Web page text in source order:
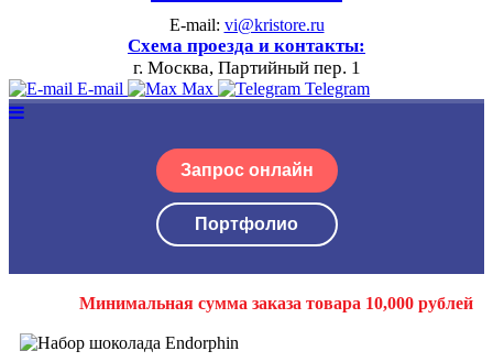
E-mail: vi@kristore.ru
Схема проезда и контакты:
г. Москва, Партийный пер. 1
E-mail Max Telegram
Запрос онлайн
Портфолио
Минимальная сумма заказа товара 10,000 рублей